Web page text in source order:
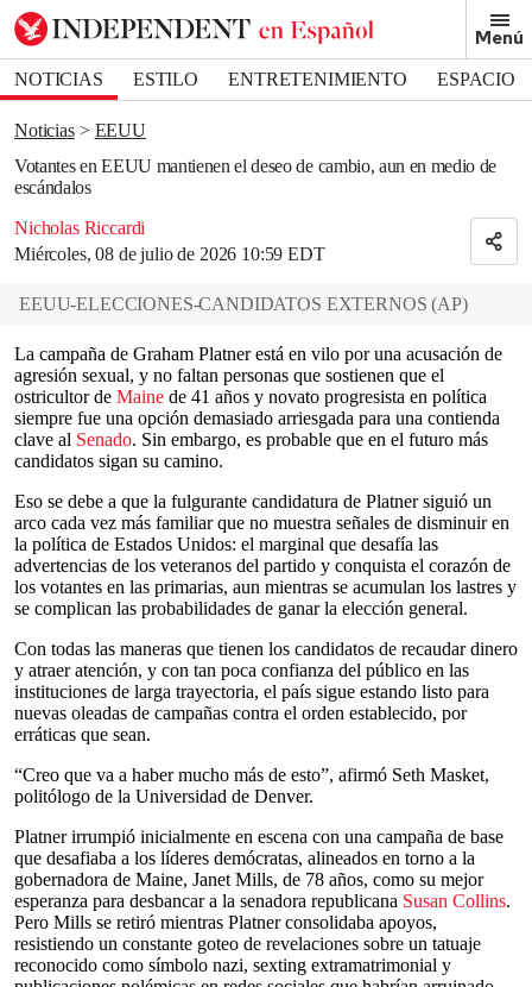
Menú
NOTICIAS ESTILO ENTRETENIMIENTO
ESPACIO
DEPORTES
Noticias
EEUU
Votantes en EEUU mantienen el deseo de cambio, aun en medio de
escándalos
Nicholas Riccardi
Miércoles, 08 de julio de 2026 10:59 EDT
Bookmark popover
Removed from bookmarks
Close popover
EEUU-ELECCIONES-CANDIDATOS EXTERNOS (AP)
La campaña de Graham Platner está en vilo por una acusación de
agresión sexual, y no faltan personas que sostienen que el
ostricultor de Maine de 41 años y novato progresista en política
siempre fue una opción demasiado arriesgada para una contienda
clave al Senado. Sin embargo, es probable que en el futuro más
candidatos sigan su camino.
Eso se debe a que la fulgurante candidatura de Platner siguió un
arco cada vez más familiar que no muestra señales de disminuir en
la política de Estados Unidos: el marginal que desafía las
advertencias de los veteranos del partido y conquista el corazón de
los votantes en las primarias, aun mientras se acumulan los lastres y
se complican las probabilidades de ganar la elección general.
Con todas las maneras que tienen los candidatos de recaudar dinero
y atraer atención, y con tan poca confianza del público en las
instituciones de larga trayectoria, el país sigue estando listo para
nuevas oleadas de campañas contra el orden establecido, por
erráticas que sean.
“Creo que va a haber mucho más de esto”, afirmó Seth Masket,
politólogo de la Universidad de Denver.
Platner irrumpió inicialmente en escena con una campaña de base
que desafiaba a los líderes demócratas, alineados en torno a la
gobernadora de Maine, Janet Mills, de 78 años, como su mejor
esperanza para desbancar a la senadora republicana Susan Collins.
Pero Mills se retiró mientras Platner consolidaba apoyos,
resistiendo un constante goteo de revelaciones sobre un tatuaje
reconocido como símbolo nazi, sexting extramatrimonial y